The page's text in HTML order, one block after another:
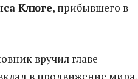
Клюге, прибывшего в
вручил главе